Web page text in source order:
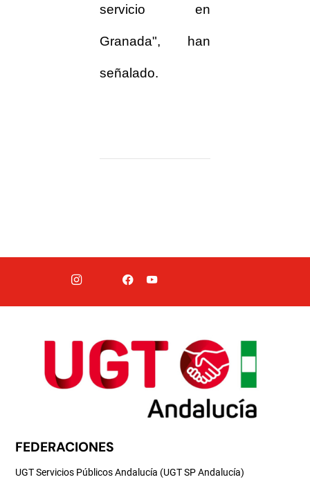
servicio en
Granada", han
señalado.
FEDERACIONES
UGT Servicios Públicos Andalucía (UGT SP Andalucía)